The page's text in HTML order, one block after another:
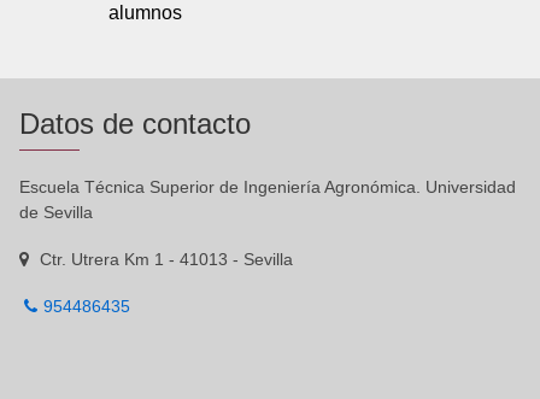
alumnos
Datos de contacto
Escuela Técnica Superior de Ingeniería Agronómica. Universidad
de Sevilla
Ctr. Utrera Km 1 - 41013 - Sevilla
954486435